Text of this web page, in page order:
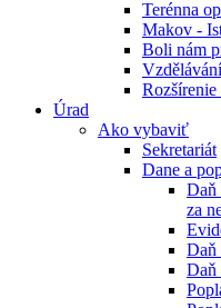
Terénna
Makov -
Boli nám
Úrad
Ako vybaviť
Sekretariát
Dane a
Daň
za
Daň
Daň